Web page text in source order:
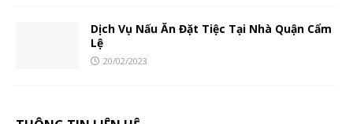
Dịch Vụ Nấu Ăn Đặt Tiệc Tại Nhà Quận Cẩm
Lệ
20/02/2023